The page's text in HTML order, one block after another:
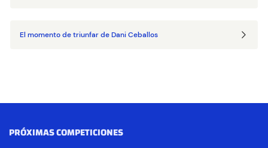
El momento de triunfar de Dani Ceballos
PRÓXIMAS COMPETICIONES